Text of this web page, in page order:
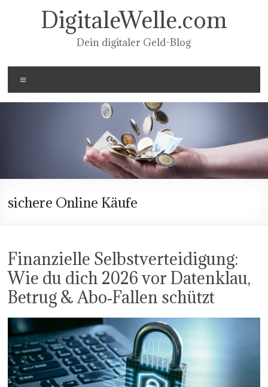
springenDigitaleWelle.com
Dein digitaler Geld-Blog
sichere Online Käufe
Finanzielle Selbstverteidigung:
Wie du dich 2026 vor Datenklau,
Betrug & Abo‑Fallen schützt